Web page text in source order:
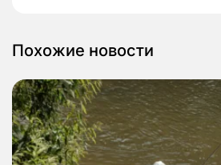
Похожие новости